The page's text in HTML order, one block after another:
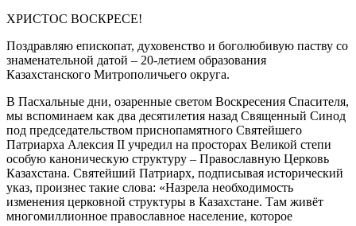
ХРИСТОС ВОСКРЕСЕ!
Поздравляю епископат, духовенство и боголюбивую паству со
знаменательной датой – 20-летием образования
Казахстанского Митрополичьего округа.
В Пасхальные дни, озаренные светом Воскресения Спасителя,
мы вспоминаем как два десятилетия назад Священный Синод
под председательством приснопамятного Святейшего
Патриарха Алексия II учредил на просторах Великой степи
особую каноническую структуру – Православную Церковь
Казахстана. Святейший Патриарх, подписывая исторический
указ, произнес такие слова: «Назрела необходимость
изменения церковной структуры в Казахстане. Там живёт
многомиллионное православное население, которое